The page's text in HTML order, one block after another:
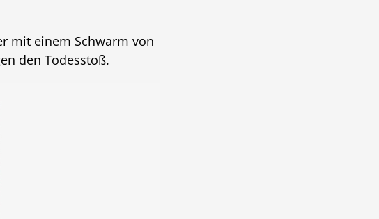
mit einem Schwarm von
den Todesstoß.